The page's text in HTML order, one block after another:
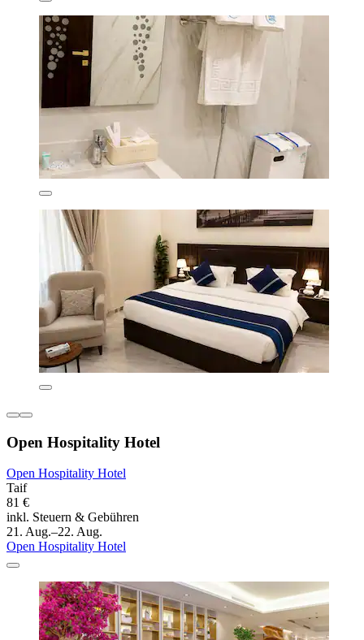
Open Hospitality Hotel
Open Hospitality Hotel
Taif
81 €
inkl. Steuern & Gebühren
21. Aug.–22. Aug.
Open Hospitality Hotel